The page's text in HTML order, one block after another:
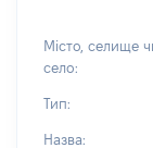
Місто, селище
село:
Тип:
Назва: